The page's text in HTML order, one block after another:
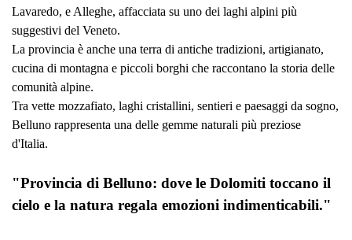
Lavaredo, e Alleghe, affacciata su uno dei laghi alpini più
suggestivi del Veneto.
La provincia è anche una terra di antiche tradizioni, artigianato,
cucina di montagna e piccoli borghi che raccontano la storia delle
comunità alpine.
Tra vette mozzafiato, laghi cristallini, sentieri e paesaggi da sogno,
Belluno rappresenta una delle gemme naturali più preziose
d'Italia.
"Provincia di Belluno: dove le Dolomiti toccano il
cielo e la natura regala emozioni indimenticabili."